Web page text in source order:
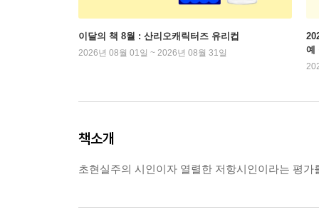
이달의 책 8월 : 산리오캐릭터즈 유리컵
2026년 08월 01일 ~ 2026년 08월 31일
예
책소개
초현실주의 시인이자 열렬한 저항시인이라는 평가